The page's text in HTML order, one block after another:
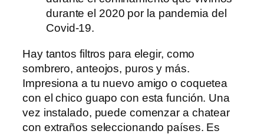
durante el 2020 por la pandemia del
Covid-19.
Hay tantos filtros para elegir, como
sombrero, anteojos, puros y más.
Impresiona a tu nuevo amigo o coquetea
con el chico guapo con esta función. Una
vez instalado, puede comenzar a chatear
con extraños seleccionando países. Es